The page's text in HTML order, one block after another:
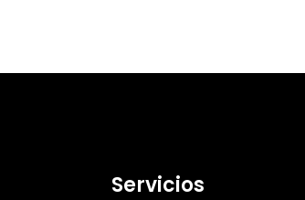
Servicios